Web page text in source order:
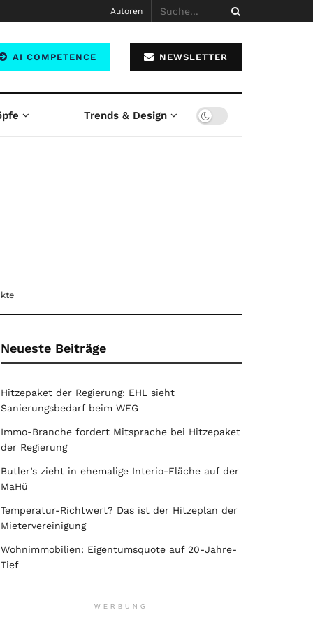
Autoren
AI COMPETENCE NEWSLETTER
Trends & Design
Neueste Beiträge
Hitzepaket der Regierung: EHL sieht
Sanierungsbedarf beim WEG
Immo-Branche fordert Mitsprache bei Hitzepaket
der Regierung
Butler’s zieht in ehemalige Interio-Fläche auf der
MaHü
Temperatur-Richtwert? Das ist der Hitzeplan der
Mietervereinigung
Wohnimmobilien: Eigentumsquote auf 20-Jahre-
Tief
WERBUNG